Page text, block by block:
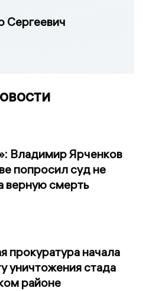
Сергеевич
Владимир Ярченков
попросил суд не
верную смерть
прокуратура начала
уничтожения стада
районе